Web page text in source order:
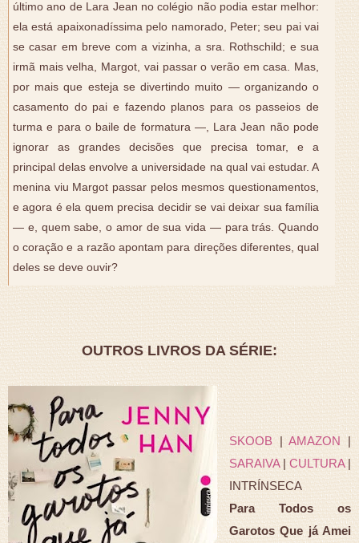
último ano de Lara Jean no colégio não podia estar melhor:
ela está apaixonadíssima pelo namorado, Peter; seu pai vai
se casar em breve com a vizinha, a sra. Rothschild; e sua
irmã mais velha, Margot, vai passar o verão em casa. Mas,
por mais que esteja se divertindo muito — organizando o
casamento do pai e fazendo planos para os passeios de
turma e para o baile de formatura —, Lara Jean não pode
ignorar as grandes decisões que precisa tomar, e a
principal delas envolve a universidade na qual vai estudar. A
menina viu Margot passar pelos mesmos questionamentos,
e agora é ela quem precisa decidir se vai deixar sua família
— e, quem sabe, o amor de sua vida — para trás. Quando
o coração e a razão apontam para direções diferentes, qual
deles se deve ouvir?
OUTROS LIVROS DA SÉRIE:
SKOOB|AMAZON |
SARAIVA|CULTURA|
INTRÍNSECA
Para Todos os
Garotos Que já Amei